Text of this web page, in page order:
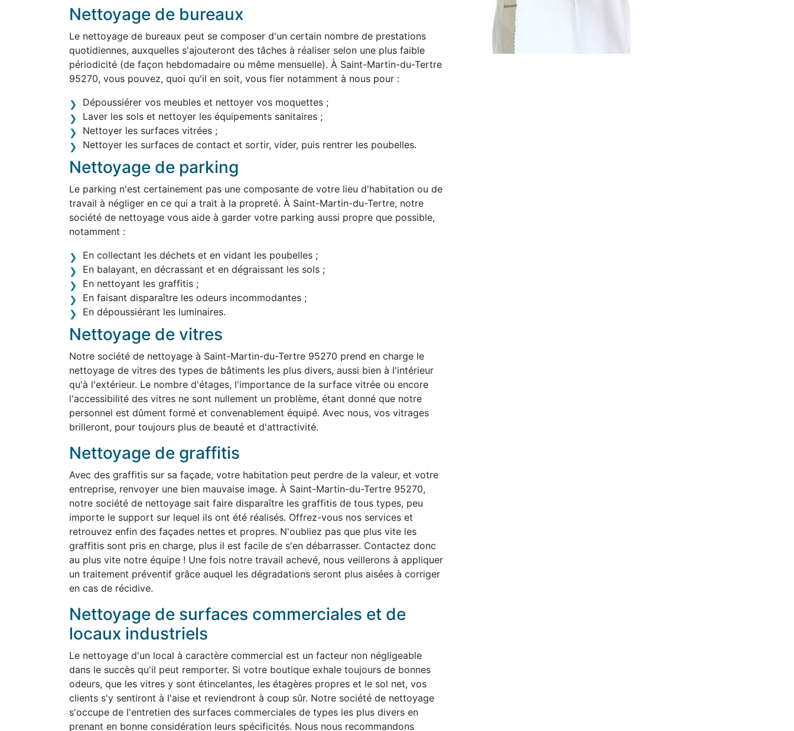
Nettoyage de bureaux
Le nettoyage de bureaux peut se composer d'un certain nombre de prestations
quotidiennes, auxquelles s'ajouteront des tâches à réaliser selon une plus faible
périodicité (de façon hebdomadaire ou même mensuelle). À Saint-Martin-du-Tertre
95270, vous pouvez, quoi qu'il en soit, vous fier notamment à nous pour :
Dépoussiérer vos meubles et nettoyer vos moquettes ;
Laver les sols et nettoyer les équipements sanitaires ;
Nettoyer les surfaces vitrées ;
Nettoyer les surfaces de contact et sortir, vider, puis rentrer les poubelles.
Nettoyage de parking
Le parking n'est certainement pas une composante de votre lieu d'habitation ou de
travail à négliger en ce qui a trait à la propreté. À Saint-Martin-du-Tertre, notre
société de nettoyage vous aide à garder votre parking aussi propre que possible,
notamment :
En collectant les déchets et en vidant les poubelles ;
En balayant, en décrassant et en dégraissant les sols ;
En nettoyant les graffitis ;
En faisant disparaître les odeurs incommodantes ;
En dépoussiérant les luminaires.
Nettoyage de vitres
Notre société de nettoyage à Saint-Martin-du-Tertre 95270 prend en charge le
nettoyage de vitres des types de bâtiments les plus divers, aussi bien à l'intérieur
qu'à l'extérieur. Le nombre d'étages, l'importance de la surface vitrée ou encore
l'accessibilité des vitres ne sont nullement un problème, étant donné que notre
personnel est dûment formé et convenablement équipé. Avec nous, vos vitrages
brilleront, pour toujours plus de beauté et d'attractivité.
Nettoyage de graffitis
Avec des graffitis sur sa façade, votre habitation peut perdre de la valeur, et votre
entreprise, renvoyer une bien mauvaise image. À Saint-Martin-du-Tertre 95270,
notre société de nettoyage sait faire disparaître les graffitis de tous types, peu
importe le support sur lequel ils ont été réalisés. Offrez-vous nos services et
retrouvez enfin des façades nettes et propres. N'oubliez pas que plus vite les
graffitis sont pris en charge, plus il est facile de s'en débarrasser. Contactez donc
au plus vite notre équipe ! Une fois notre travail achevé, nous veillerons à appliquer
un traitement préventif grâce auquel les dégradations seront plus aisées à corriger
en cas de récidive.
Nettoyage de surfaces commerciales et de
locaux industriels
Le nettoyage d'un local à caractère commercial est un facteur non négligeable
dans le succès qu'il peut remporter. Si votre boutique exhale toujours de bonnes
odeurs, que les vitres y sont étincelantes, les étagères propres et le sol net, vos
clients s'y sentiront à l'aise et reviendront à coup sûr. Notre société de nettoyage
s'occupe de l'entretien des surfaces commerciales de types les plus divers en
prenant en bonne considération leurs spécificités. Nous nous recommandons